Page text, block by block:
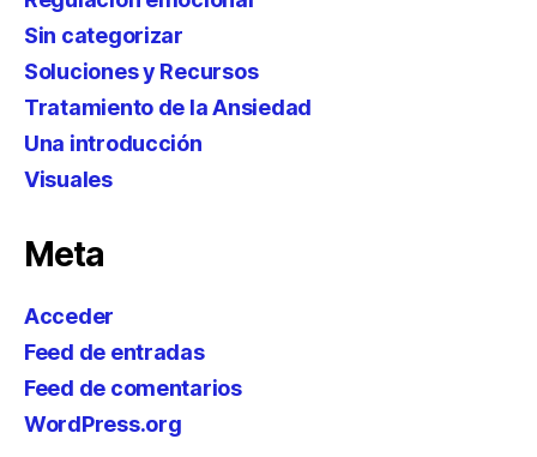
Sin categorizar
Soluciones y Recursos
Tratamiento de la Ansiedad
Una introducción
Visuales
Meta
Acceder
Feed de entradas
Feed de comentarios
WordPress.org